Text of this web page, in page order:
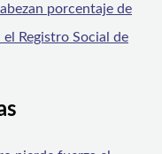
porcentaje de
Registro Social de